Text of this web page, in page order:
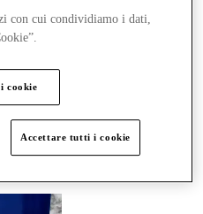
con cui condividiamo i dati,
cookie
Accettare tutti i cookie